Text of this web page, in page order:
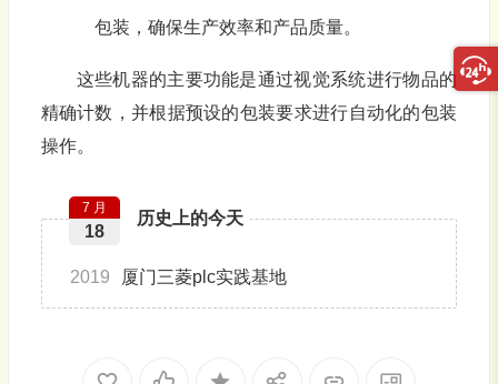
包装，确保生产效率和产品质量。
这些机器的主要功能是通过视觉系统进行物品的
精确计数，并根据预设的包装要求进行自动化的包装
操作。
历史上的今天
7 月
18
2019 厦门三菱plc实践基地